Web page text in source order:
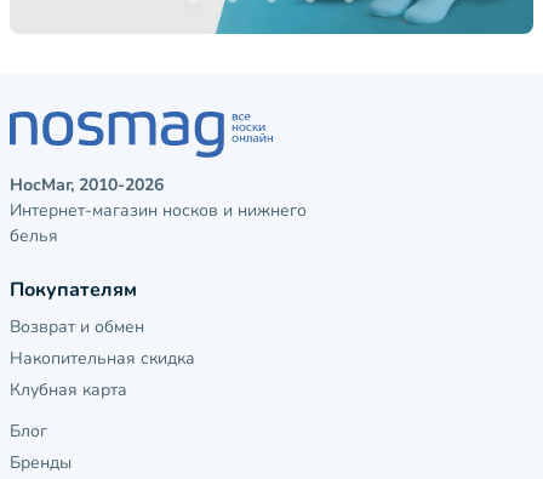
НосМаг, 2010-2026
Интернет-магазин носков и нижнего
белья
Покупателям
Возврат и обмен
Накопительная скидка
Клубная карта
Блог
Бренды